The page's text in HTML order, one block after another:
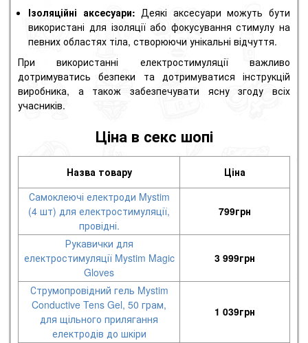
Ізоляційні аксесуари: Деякі аксесуари можуть бути
використані для ізоляції або фокусування стимулу на
певних областях тіла, створюючи унікальні відчуття.
При використанні електростимуляції важливо
дотримуватись безпеки та дотримуватися інструкцій
виробника, а також забезпечувати ясну згоду всіх
учасників.
Ціна в секс шопі
Назва товару
Ціна
Самоклеючі електроди Mystim
(4 шт) для електростимуляції,
провідні.
799грн
Рукавички для
електростимуляції Mystim Magic
Gloves
3 999грн
Струмопровідний гель Mystim
Conductive Tens Gel, 50 грам,
для щільного прилягання
електродів до шкіри
1 039грн